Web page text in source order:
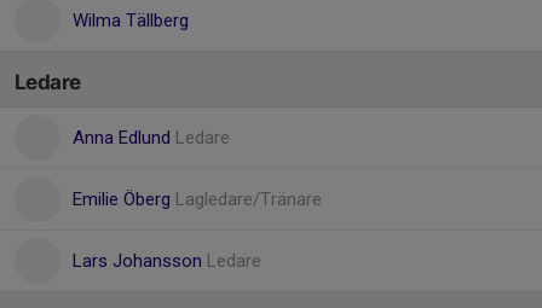
Wilma Tällberg
Ledare
Anna Edlund Ledare
Emilie Öberg Lagledare/Tränare
Lars Johansson Ledare